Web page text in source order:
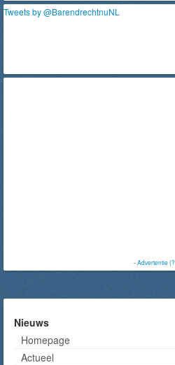
Tweets by @BarendrechtnuNL
-Advertentie
Nieuws
Homepage
Actueel